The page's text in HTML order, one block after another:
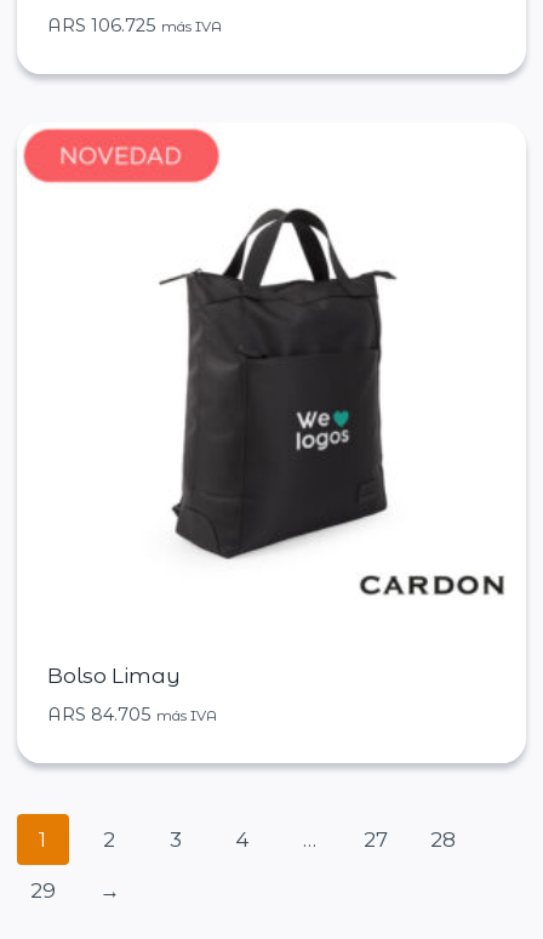
ARS 106.725 más IVA
Bolso Limay
ARS 84.705 más IVA
1 2 3 4 … 27 28
29 →